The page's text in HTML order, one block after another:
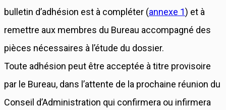
bulletin d’adhésion est à compléter (annexe 1) et à
remettre aux membres du Bureau accompagné des
pièces nécessaires à l’étude du dossier.
Toute adhésion peut être acceptée à titre provisoire
par le Bureau, dans l’attente de la prochaine réunion du
Conseil d’Administration qui confirmera ou infirmera